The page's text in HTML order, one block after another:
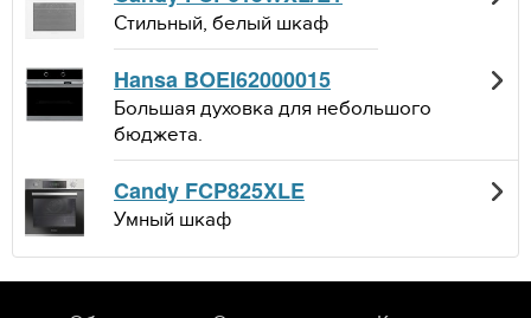
Стильный, белый шкаф
Hansa BOEI62000015
Большая духовка для небольшого
бюджета.
Candy FCP825XLE
Умный шкаф